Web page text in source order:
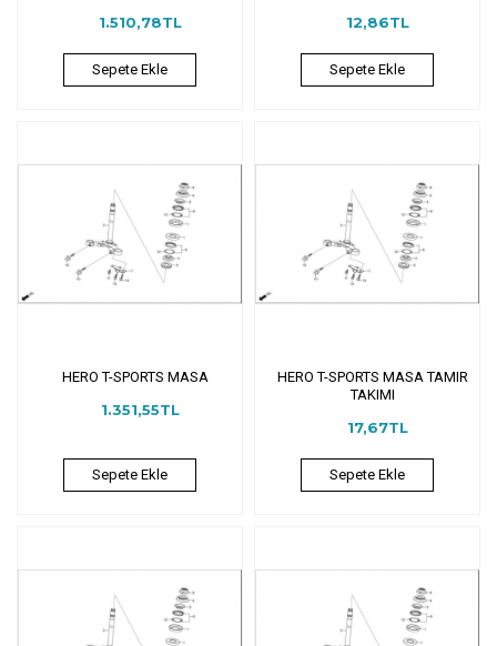
1.510,78TL
Sepete Ekle
12,86TL
Sepete Ekle
HERO T-SPORTS MASA
1.351,55TL
Sepete Ekle
HERO T-SPORTS MASA TAMIR
TAKIMI
17,67TL
Sepete Ekle